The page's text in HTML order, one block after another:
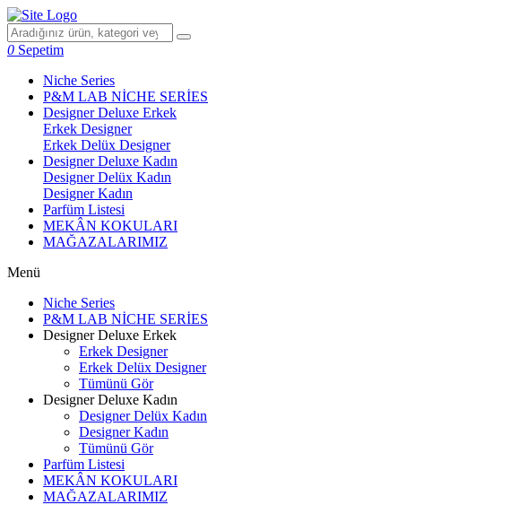
0 Sepetim
Niche Series
P&M LAB NİCHE SERİES
Designer Deluxe Erkek
Erkek Designer
Erkek Delüx Designer
Designer Deluxe Kadın
Designer Delüx Kadın
Designer Kadın
Parfüm Listesi
MEKÂN KOKULARI
MAĞAZALARIMIZ
Menü
Niche Series
P&M LAB NİCHE SERİES
Designer Deluxe Erkek
Erkek Designer
Erkek Delüx Designer
Tümünü Gör
Designer Deluxe Kadın
Designer Delüx Kadın
Designer Kadın
Tümünü Gör
Parfüm Listesi
MEKÂN KOKULARI
MAĞAZALARIMIZ